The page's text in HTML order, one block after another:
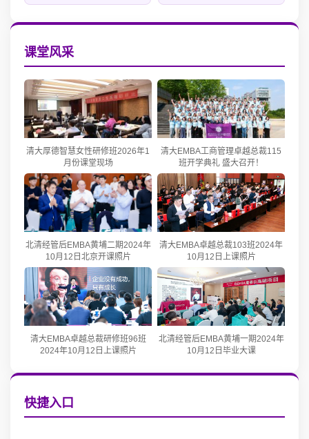
课堂风采
清大厚德智慧女性研修班2026年1
月份课堂现场
清大EMBA工商管理卓越总裁115
班开学典礼 盛大召开！
北清经管后EMBA黄埔二期2024年
10月12日北京开课照片
清大EMBA卓越总裁103班2024年
10月12日上课照片
清大EMBA卓越总裁研修班96班
2024年10月12日上课照片
北清经管后EMBA黄埔一期2024年
10月12日毕业大课
快捷入口